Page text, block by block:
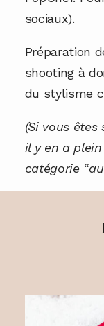
sociaux).
Préparation
shooting à
du stylisme
(Si vous êtes
il y en a
catégorie